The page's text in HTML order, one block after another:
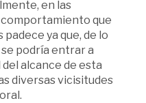
en las
que
ya que, de lo
podría entrar a
alcance de esta
diversas vicisitudes